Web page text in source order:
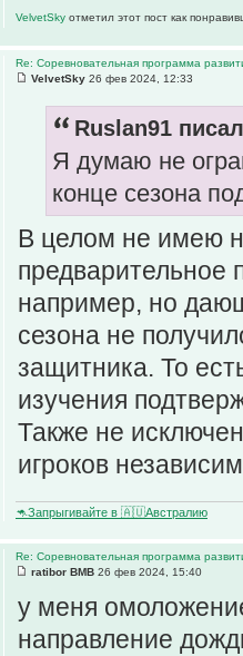
VelvetSky отметил этот пост как
Re: Соревновательная программа
VelvetSky 26 фев 2024, 12:33
Ruslan91
Я думаю не
конце сезона
В целом не имею
предварительное
например, но
сезона не
защитника. То
изучения
Также не
игроков
🦘Запрыгивайте в 🇦🇺Австралию
Re: Соревновательная программа
ratibor BMB 26 фев 2024, 15:40
у меня
направление